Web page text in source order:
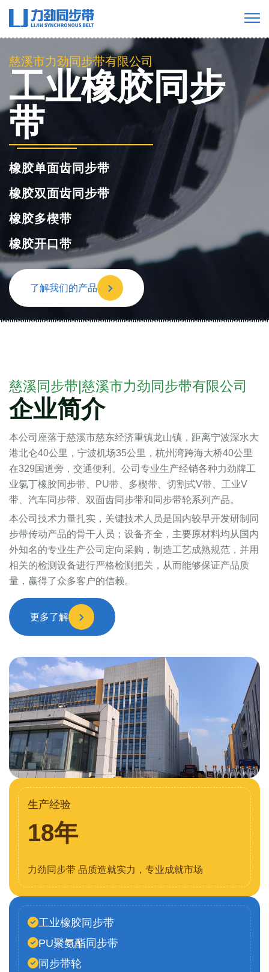
慈溪市力劲同步带有限公司
工业橡胶同步
带
橡胶单面齿同步带
橡胶双面齿同步带
橡胶多楔带
橡胶开口带
了解我们的产品
慈溪同步带|慈溪市力劲同步带有限公司
企业简介
本公司座落于慈溪市慈东经济重镇龙山镇，距离宁波深水大
港北仑40公里，宁波机场35公里，杭州湾跨海大桥40公里
在329国道旁，交通便利。公司专业生产经销各种力劲牌工
业氯丁橡胶同步带、PU带、多楔带、切割式V带、工业V
带、汽车同步带、双面齿同步带和同步带轮系列产品。
本公司技术力量扎实，关键技术人员是国内较早开发研制同
步带传动产品的骨干人员；设备齐全，主要原材料均从国内
外知名的专业生产公司定向采购，制造工艺成熟规范，并用
相关的检测设备进行严格检测把关，从而能够保证产品质
量，赢得了众多客户的信赖。
更多了解
生产经验
18年
力劲同步带 品质造就实力，专业成就市场
工业橡胶同步带
PU聚氨酯同步带
同步带轮